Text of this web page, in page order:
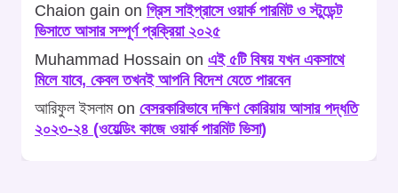
Chaion gain on গ্রিস সাইপ্রাসে ওয়ার্ক পারমিট ও স্টুডেন্ট
ভিসাতে আসার সম্পূর্ণ প্রক্রিয়া ২০২৫
Muhammad Hossain on এই ৫টি বিষয় যখন একসাথে
মিলে যাবে, কেবল তখনই আপনি বিদেশ যেতে পারবেন
আরিফুল ইসলামon বেসরকারিভাবে দক্ষিণ কোরিয়ায় আসার পদ্ধতি
২০২৩-২৪ (ওয়েল্ডিং কাজে ওয়ার্ক পারমিট ভিসা)